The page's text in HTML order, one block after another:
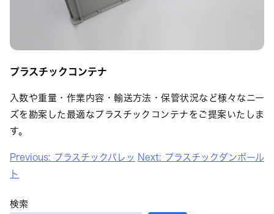
プラスチックコンテナ
入数や重量・作業内容・輸送方法・保管状況など様々なニー
ズを勘案した最適なプラスチックコンテナをご提案いたしま
す。
投
稿
ビ
Previous: プラスチックパレッ
ト
Next: プラスチックダンボール
検索